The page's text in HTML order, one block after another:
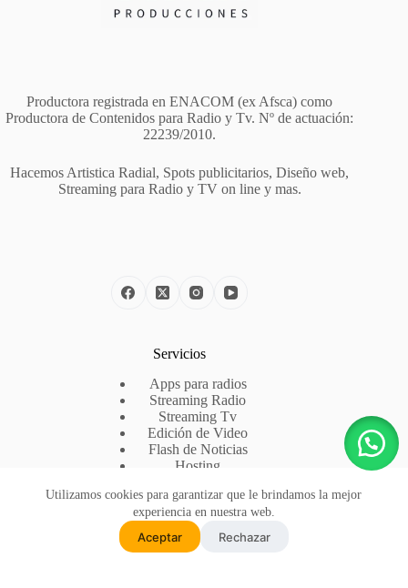
Utilizamos cookies para garantizar que le brindamos la mejor
experiencia en nuestra web.
Aceptar Rechazar
Productora registrada en ENACOM (ex Afsca) como
Productora de Contenidos para Radio y Tv. Nº de actuación:
22239/2010.
Hacemos Artistica Radial, Spots publicitarios, Diseño web,
Streaming para Radio y TV on line y mas.
Servicios
Apps para radios
Streaming Radio
Streaming Tv
Edición de Video
Flash de Noticias
Hosting
Contacto